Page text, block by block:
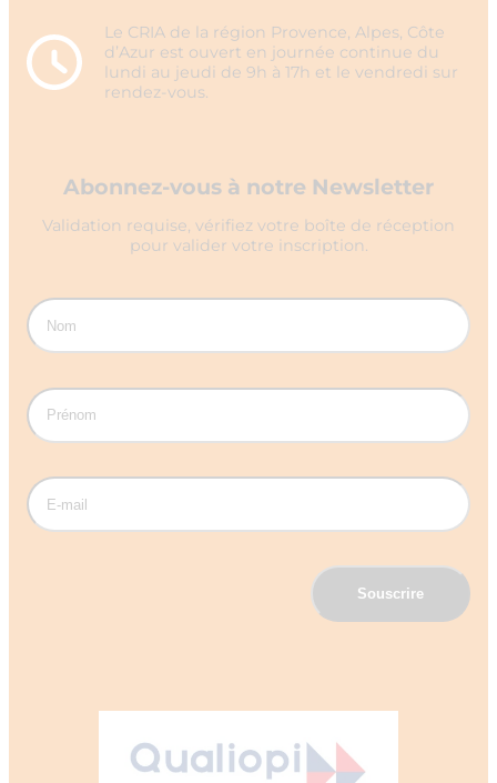
Le CRIA de la région Provence, Alpes, Côte
d’Azur est ouvert en journée continue du
lundi au jeudi de 9h à 17h et le vendredi sur
rendez-vous.
Abonnez-vous à notre Newsletter
Validation requise, vérifiez votre boîte de réception
pour valider votre inscription.